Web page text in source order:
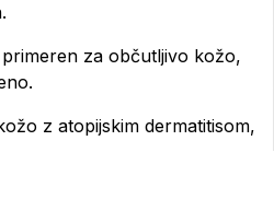
za občutljivo kožo,
z atopijskim dermatitisom,